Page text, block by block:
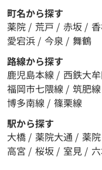
町名から探す
薬院 / 荒戸 / 赤坂 /
愛宕浜 / 今泉 / 舞鶴
路線から探す
鹿児島本線 / 西鉄大
福岡市七隈線 / 筑肥線
博多南線 / 篠栗線
駅から探す
大橋 / 薬院大通 / 薬院
高宮 / 桜坂 / 室見 /